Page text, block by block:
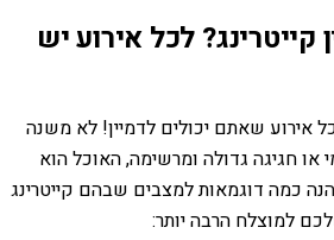
לכל אירוע יש
אירוע שאתם יכולים לדמיין! לא משנה
או חגיגה גדולה ומרשימה, האוכל הוא
כמה דוגמאות למצבים שבהם קייטרינג
למוצלח הרבה יותר: